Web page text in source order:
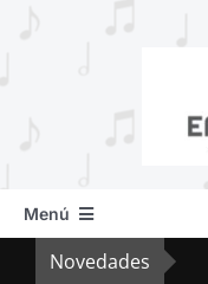
Menú
InicioNovedades